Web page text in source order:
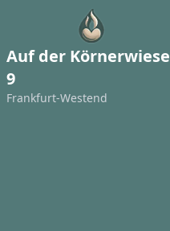
Auf der Körnerwiese
9
Frankfurt-Westend